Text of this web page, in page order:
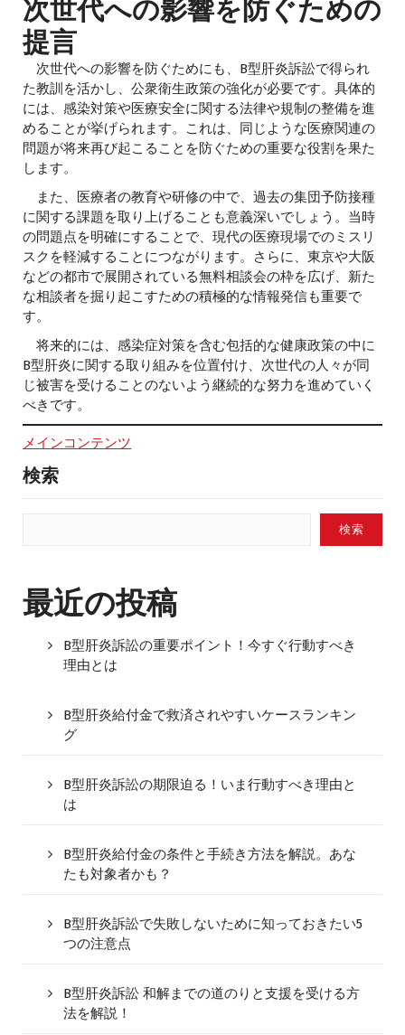
次世代への影響を防ぐための
提言
次世代への影響を防ぐためにも、B型肝炎訴訟で得られ
た教訓を活かし、公衆衛生政策の強化が必要です。具体的
には、感染対策や医療安全に関する法律や規制の整備を進
めることが挙げられます。これは、同じような医療関連の
問題が将来再び起こることを防ぐための重要な役割を果た
します。
また、医療者の教育や研修の中で、過去の集団予防接種
に関する課題を取り上げることも意義深いでしょう。当時
の問題点を明確にすることで、現代の医療現場でのミスリ
スクを軽減することにつながります。さらに、東京や大阪
などの都市で展開されている無料相談会の枠を広げ、新た
な相談者を掘り起こすための積極的な情報発信も重要で
す。
将来的には、感染症対策を含む包括的な健康政策の中に
B型肝炎に関する取り組みを位置付け、次世代の人々が同
じ被害を受けることのないよう継続的な努力を進めていく
べきです。
メインコンテンツ
検索
検索
最近の投稿
B型肝炎訴訟の重要ポイント！今すぐ行動すべき
理由とは
B型肝炎給付金で救済されやすいケースランキン
グ
B型肝炎訴訟の期限迫る！いま行動すべき理由と
は
B型肝炎給付金の条件と手続き方法を解説。あな
たも対象者かも？
B型肝炎訴訟で失敗しないために知っておきたい5
つの注意点
B型肝炎訴訟 和解までの道のりと支援を受ける方
法を解説！